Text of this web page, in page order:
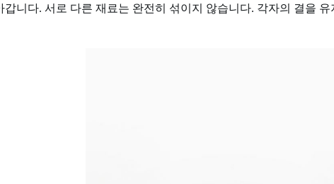
니다. 서로 다른 재료는 완전히 섞이지 않습니다. 각자의 결을